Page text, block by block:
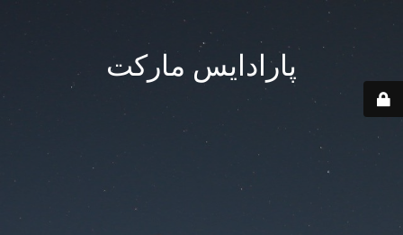
پارادایس مارکت